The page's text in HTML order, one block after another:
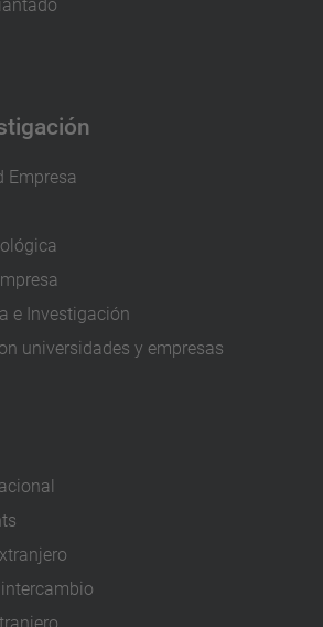
Empresa
e Investigación
universidades y empresas